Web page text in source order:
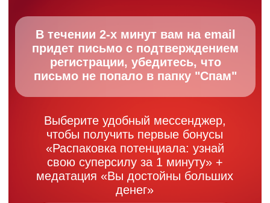
Выберите удобный мессенджер,
чтобы получить первые бонусы
«Распаковка потенциала: узнай
свою суперсилу за 1 минуту» +
письмо не попало в папку "Спам"
Телеграм
MAX